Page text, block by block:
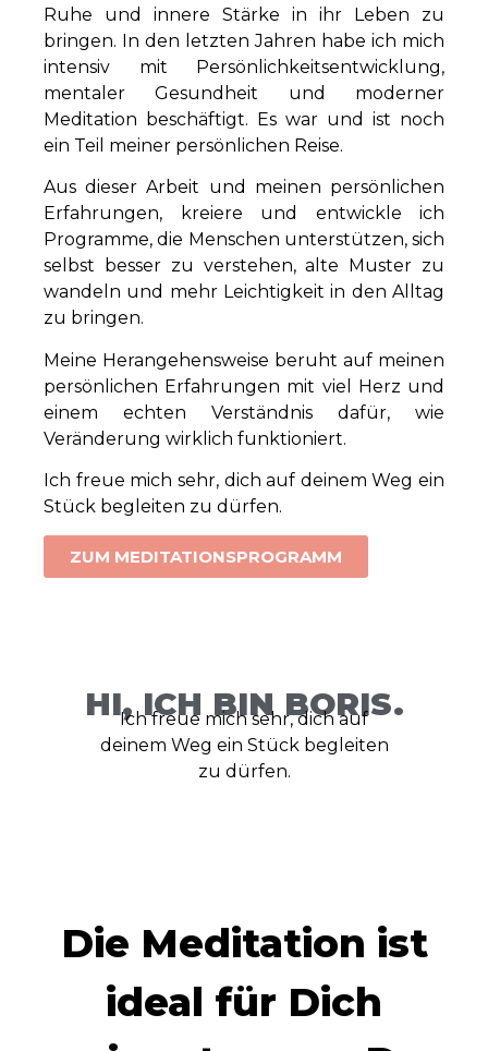
Ruhe und innere Stärke in ihr Leben zu
bringen. In den letzten Jahren habe ich mich
intensiv mit Persönlichkeitsentwicklung,
mentaler Gesundheit und moderner
Meditation beschäftigt. Es war und ist noch
ein Teil meiner persönlichen Reise.
Aus dieser Arbeit und meinen persönlichen
Erfahrungen, kreiere und entwickle ich
Programme, die Menschen unterstützen, sich
selbst besser zu verstehen, alte Muster zu
wandeln und mehr Leichtigkeit in den Alltag
zu bringen.
Meine Herangehensweise beruht auf meinen
persönlichen Erfahrungen mit viel Herz und
einem echten Verständnis dafür, wie
Veränderung wirklich funktioniert.
Ich freue mich sehr, dich auf deinem Weg ein
Stück begleiten zu dürfen.
ZUM MEDITATIONSPROGRAMM
HI, ICH BIN BORIS.
Ich freue mich sehr, dich auf
deinem Weg ein Stück begleiten
zu dürfen.
Die Meditation ist
ideal für Dich